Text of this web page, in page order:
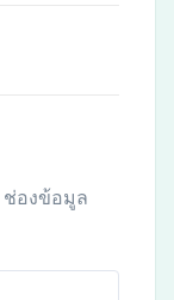
ช่องข้อมูล